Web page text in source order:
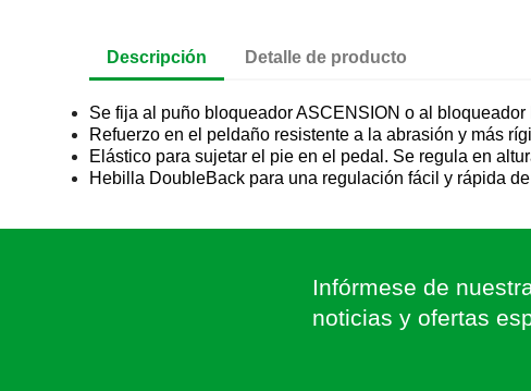
Descripción Detalle de producto
Se fija al puño bloqueador ASCENSION o al
Refuerzo en el peldaño resistente a la abrasión y más
Elástico para sujetar el pie en el pedal. Se regula en
Hebilla DoubleBack para una regulación fácil y rápida
Infórmese de
noticias y ofertas